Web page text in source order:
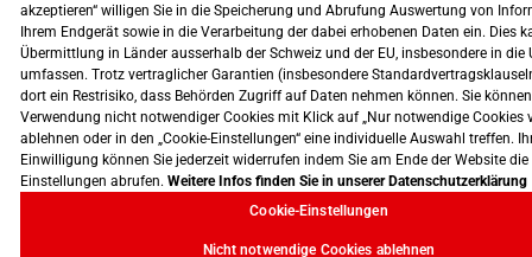
akzeptieren“ willigen Sie in die Speicherung und Abrufung Auswertung von
Ihrem Endgerät sowie in die Verarbeitung der dabei erhobenen Daten ein. Dies
Übermittlung in Länder ausserhalb der Schweiz und der EU, insbesondere in die
umfassen. Trotz vertraglicher Garantien (insbesondere
dort ein Restrisiko, dass Behörden Zugriff auf Daten nehmen können. Sie
Verwendung nicht notwendiger Cookies mit Klick auf „Nur notwendige Cookies
ablehnen oder in den „Cookie-Einstellungen“ eine individuelle Auswahl treffen.
Einwilligung können Sie jederzeit widerrufen indem Sie am Ende der Website die
Einstellungen abrufen. Weitere Infos finden Sie in unserer Datenschutzerklärung
Cookie-Einstellungen
Nicht notwendige Cookies ablehnen